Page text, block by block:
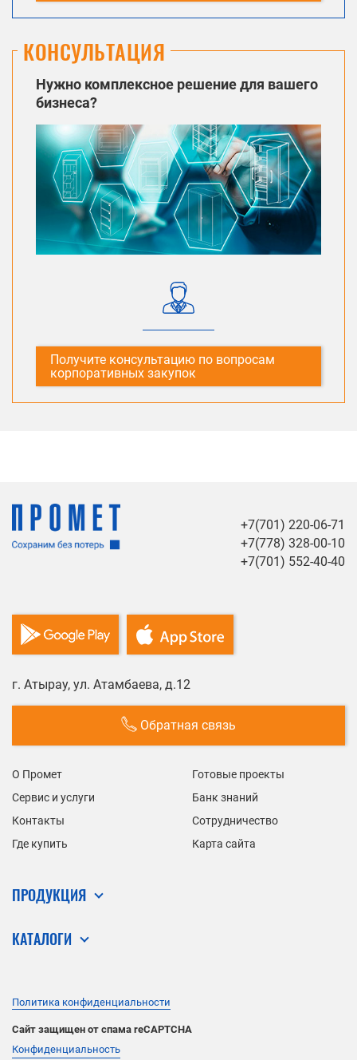
КОНСУЛЬТАЦИЯ
Нужно комплексное решение для вашего
бизнеса?
Получите консультацию по вопросам
корпоративных закупок
+7(701) 220-06-71
+7(778) 328-00-10
+7(701) 552-40-40
г. Атырау, ул. Атамбаева, д.12
Обратная связь
О Промет
Готовые проекты
Сервис и услуги
Банк знаний
Контакты
Сотрудничество
Где купить
Карта сайта
ПРОДУКЦИЯ
КАТАЛОГИ
Политика конфиденциальности
Сайт защищен от спама reCAPTCHA
Конфиденциальность